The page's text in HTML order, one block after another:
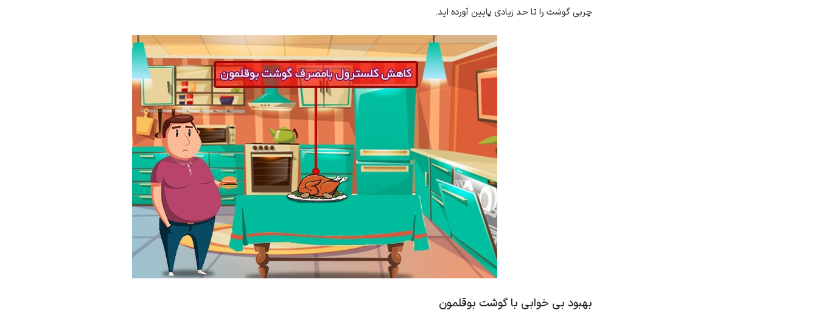
چربی گوشت را تا حد زیادی پایین آورده اید.
بهبود بی خوابی با گوشت بوقلمون